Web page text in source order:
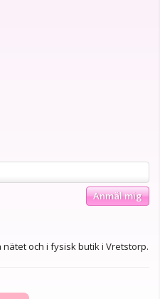
Anmäl mig
och i fysisk butik i Vretstorp.